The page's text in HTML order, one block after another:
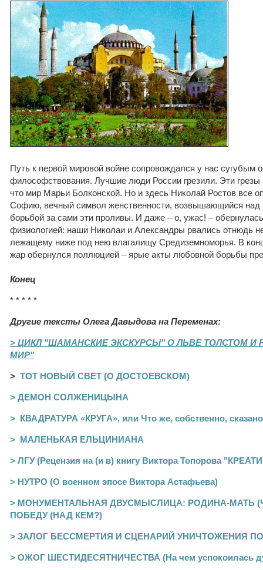
Путь к первой мировой войне сопровождался у нас сугубым
философствования. Лучшие люди России грезили. Эти грезы
что мир Марьи Болконской. Но и здесь Николай Ростов все
Софию, вечный символ женственности, возвышающийся над
борьбой за сами эти проливы. И даже – о, ужас! –
физиологией: наши Николаи и Александры рвались отнюдь
лежащему ниже под нею влагалищу Средиземноморья. В
жар обернулся поллюцией – ярые акты любовной борьбы
Конец
* * * * *
Другие тексты Олега Давыдова на Переменах:
> ЦИКЛ "ШАМАНСКИЕ ЭКСКУРСЫ" О ЛЬВЕ ТОЛСТОМ И
МИР"
> ТОТ НОВЫЙ СВЕТ (О ДОСТОЕВСКОМ)
> ДЕМОН СОЛЖЕНИЦЫНА
> КВАДРАТУРА «КРУГА», или Что же, собственно,
> МАЛЕНЬКАЯ ЕЛЬЦИНИАНА
> ЛГУ (Рецензия на (и в) книгу Виктора Топорова
> НУТРО (О военном эпосе Виктора Астафьева)
> МОНУМЕНТАЛЬНАЯ ДВУСМЫСЛИЦА: РОДИНА-МАТЬ
ПОБЕДУ (НАД КЕМ?)
> ЗАЛОГ БЕССМЕРТИЯ И СЦЕНАРИЙ УНИЧТОЖЕНИЯ
> ОЖОГ ШЕСТИДЕСЯТНИЧЕСТВА (На чем успокоилась